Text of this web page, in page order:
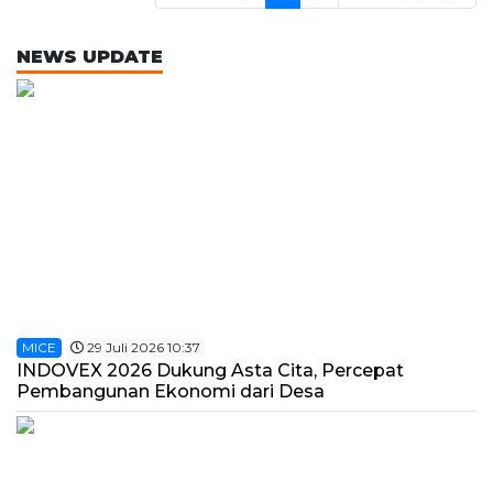
NEWS UPDATE
MICE 29 Juli 2026 10:37
INDOVEX 2026 Dukung Asta Cita, Percepat
Pembangunan Ekonomi dari Desa